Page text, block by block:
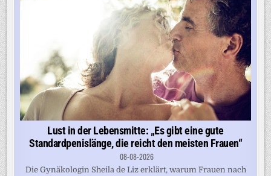
Lust in der Lebensmitte: „Es gibt eine gute
Standardpenislänge, die reicht den meisten Frauen“
08-08-2026
Die Gynäkologin Sheila de Liz erklärt, warum Frauen nach